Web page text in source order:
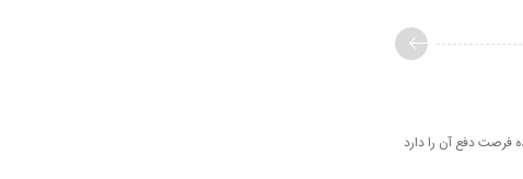
بنده فرصت دفع آن را دارد